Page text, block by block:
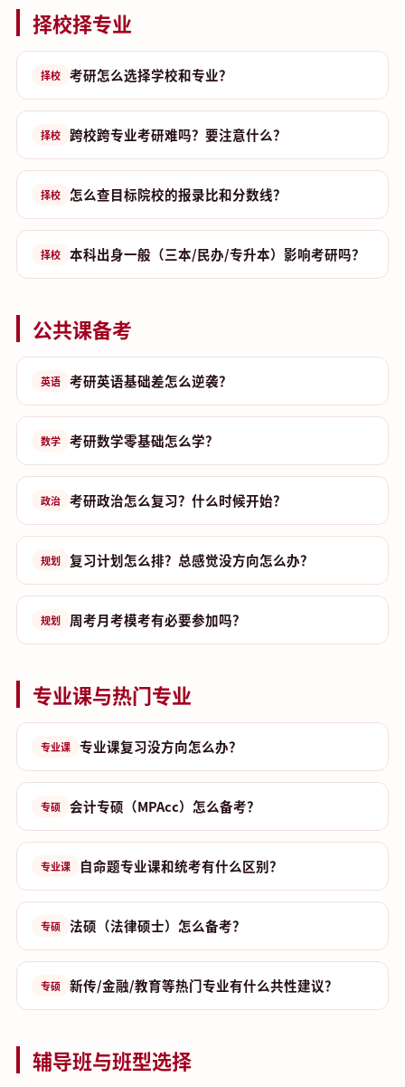
择校择专业
择校 考研怎么选择学校和专业？
择校 跨校跨专业考研难吗？要注意什么？
择校 怎么查目标院校的报录比和分数线？
择校 本科出身一般（三本/民办/专升本）影响考研吗？
公共课备考
英语 考研英语基础差怎么逆袭？
数学 考研数学零基础怎么学？
政治 考研政治怎么复习？什么时候开始？
规划 复习计划怎么排？总感觉没方向怎么办？
规划 周考月考模考有必要参加吗？
专业课与热门专业
专业课 专业课复习没方向怎么办？
专硕 会计专硕（MPAcc）怎么备考？
专业课 自命题专业课和统考有什么区别？
专硕 法硕（法律硕士）怎么备考？
专硕 新传/金融/教育等热门专业有什么共性建议？
辅导班与班型选择